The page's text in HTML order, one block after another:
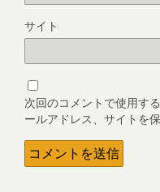
サイト
次回のコメントで使用す
ールアドレス、サイトを保